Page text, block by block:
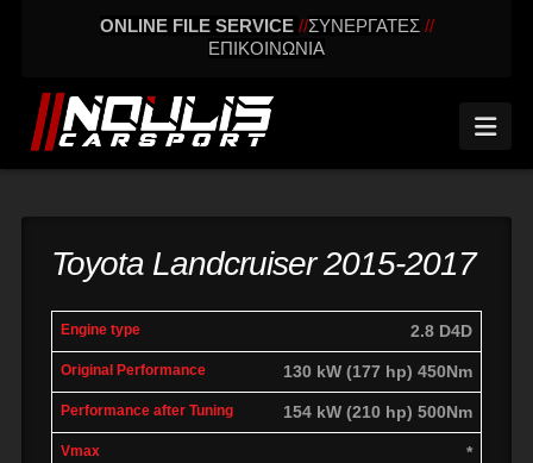
ONLINE FILE SERVICE //ΣΥΝΕΡΓΑΤΕΣ //
ΕΠΙΚΟΙΝΩΝΙΑ
Toyota Landcruiser 2015-2017
engine
type
performance
after tuning
Vmax
2.8 D4D
130 kW (177 hp) 450Nm
154 kW (210 hp) 500Nm
*